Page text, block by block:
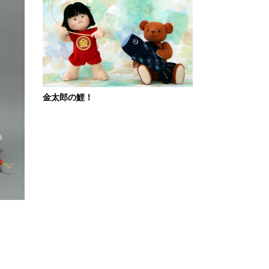
金太郎の鯉！